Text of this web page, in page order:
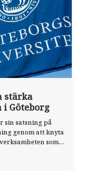
stärka
Göteborg
sin satsning på
genom att knyta
som